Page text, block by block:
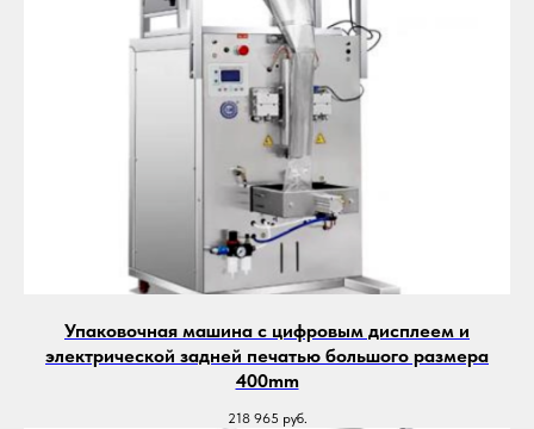
Упаковочная машина с цифровым дисплеем и
электрической задней печатью большого размера
400mm
218 965 руб.